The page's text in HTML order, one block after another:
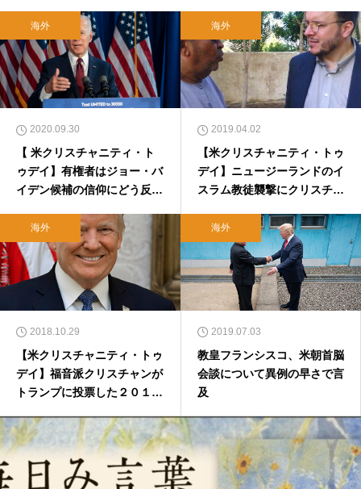
海外
2020.09.30
【 米クリスチャニティ・ト
ゥデイ】有権者はジョー・バ
イデン候補の信仰にどう反応
海外
2019.04.02
【米クリスチャニティ・トゥ
デイ】ニュージーランドのイ
スラム教徒襲撃にクリスチャ
編）
海外
2018.10.29
【米クリスチャニティ・トゥ
デイ】福音派クリスチャンが
トランプに投票した２０１６
（対訳）
海外
2019.07.03
教皇フランシスコ、米朝首脳
会談について異例の早さで言
及